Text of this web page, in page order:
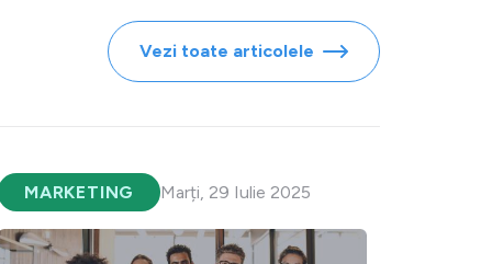
Vezi toate articolele
MARKETING Marți, 29 Iulie 2025